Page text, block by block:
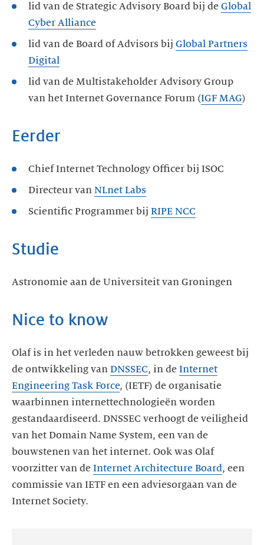
lid van de Strategic Advisory Board bij de Global
Cyber Alliance
lid van de Board of Advisors bij Global Partners
Digital
lid van de Multistakeholder Advisory Group
van het Internet Governance Forum (IGF MAG)
Eerder
Chief Internet Technology Officer bij ISOC
Directeur van NLnet Labs
Scientific Programmer bij RIPE NCC
Studie
Astronomie aan de Universiteit van Groningen
Nice to know
Olaf is in het verleden nauw betrokken geweest bij
de ontwikkeling van DNSSEC, in de Internet
Engineering Task Force, (IETF) de organisatie
waarbinnen internettechnologieën worden
gestandaardiseerd. DNSSEC verhoogt de veiligheid
van het Domain Name System, een van de
bouwstenen van het internet. Ook was Olaf
voorzitter van de Internet Architecture Board, een
commissie van IETF en een adviesorgaan van de
Internet Society.